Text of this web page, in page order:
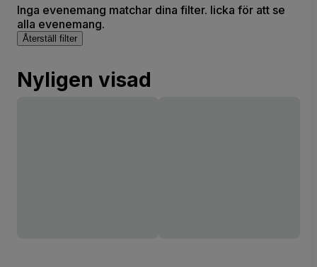
Inga evenemang matchar dina filter. licka för att se
alla evenemang.
Återställ filter
Nyligen visad